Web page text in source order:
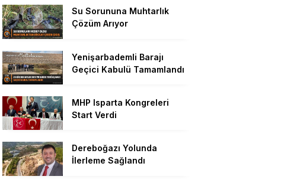
Su Sorununa Muhtarlık
Çözüm Arıyor
Yenişarbademli Barajı
Geçici Kabulü Tamamlandı
MHP Isparta Kongreleri
Start Verdi
Dereboğazı Yolunda
İlerleme Sağlandı